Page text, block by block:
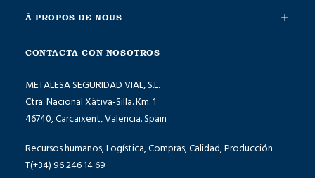
À PROPOS DE NOUS
CONTACTA CON NOSOTROS
METALESA SEGURIDAD VIAL, S.L.
Ctra. Nacional Xàtiva-Silla. Km. 1
46740, Carcaixent, Valencia. Spain
Recursos humanos, Logística, Compras, Calidad, Producción
T(+34) 96 246 14 69